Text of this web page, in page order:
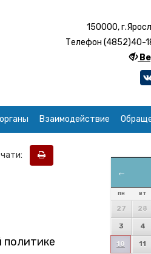
150000,
Телефон (4852)40-
Взаимодействие
политике
←
ПН ВТ
27 28
3 4
10 11